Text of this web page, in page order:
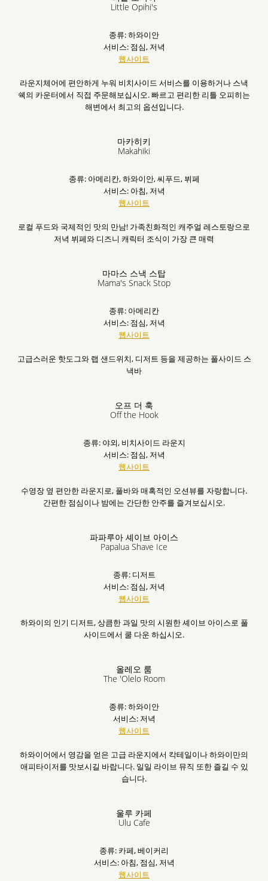
Little Opihi's
종류: 하와이안
서비스: 점심, 저녁
웹사이트
라운지체어에 편안하게 누워 비치사이드 서비스를 이용하거나 스낵
쉑의 카운터에서 직접 주문해보십시오. 빠르고 편리한 리틀 오피히는
해변에서 최고의 옵션입니다.
마카히키
Makahiki
종류: 아메리칸, 하와이안, 씨푸드, 뷔페
서비스: 아침, 저녁
웹사이트
로컬 푸드와 국제적인 맛의 만남! 가족친화적인 캐주얼 레스토랑으로
저녁 뷔페와 디즈니 캐릭터 조식이 가장 큰 매력
마마스 스낵 스탑
Mama's Snack Stop
종류: 아메리칸
서비스: 점심, 저녁
웹사이트
고급스러운 핫도그와 랩 샌드위치, 디저트 등을 제공하는 풀사이드 스
낵바
오프 더 훅
Off the Hook
종류: 야외, 비치사이드 라운지
서비스: 점심, 저녁
웹사이트
수영장 옆 편안한 라운지로, 풀바와 매혹적인 오션뷰를 자랑합니다.
간편한 점심이나 밤에는 간단한 안주를 즐겨보십시오.
파파루아 셰이브 아이스
Papalua Shave Ice
종류: 디저트
서비스: 점심, 저녁
웹사이트
하와이의 인기 디저트, 상큼한 과일 맛의 시원한 셰이브 아이스로 풀
사이드에서 쿨 다운 하십시오.
올레오 룸
The 'Olelo Room
종류: 하와이안
서비스: 저녁
웹사이트
하와이어에서 영감을 얻은 고급 라운지에서 칵테일이나 하와이만의
애피타이저를 맛보시길 바랍니다. 일일 라이브 뮤직 또한 즐길 수 있
습니다.
울루 카페
Ulu Cafe
종류: 카페, 베이커리
서비스: 아침, 점심, 저녁
웹사이트